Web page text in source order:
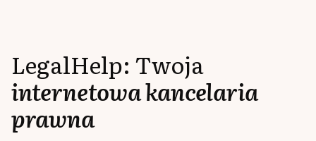
LegalHelp: Twoja
internetowa kancelaria
prawna